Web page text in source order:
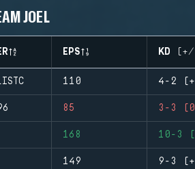
JOEL
EPS KD
110 4-2
85 3-3
168 10-3
149 9-3